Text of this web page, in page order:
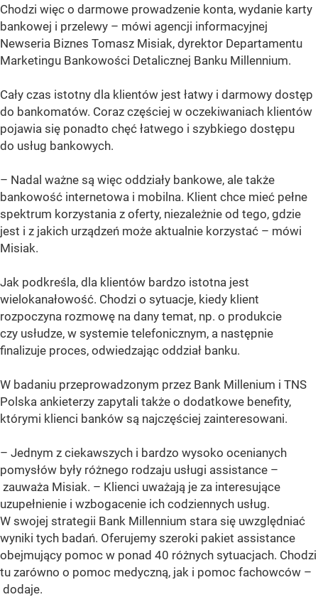
Chodzi więc o darmowe prowadzenie konta, wydanie karty
bankowej i przelewy – mówi agencji informacyjnej
Newseria Biznes Tomasz Misiak, dyrektor Departamentu
Marketingu Bankowości Detalicznej Banku Millennium.
Cały czas istotny dla klientów jest łatwy i darmowy dostęp
do bankomatów. Coraz częściej w oczekiwaniach klientów
pojawia się ponadto chęć łatwego i szybkiego dostępu
do usług bankowych.
– Nadal ważne są więc oddziały bankowe, ale także
bankowość internetowa i mobilna. Klient chce mieć pełne
spektrum korzystania z oferty, niezależnie od tego, gdzie
jest i z jakich urządzeń może aktualnie korzystać – mówi
Misiak.
Jak podkreśla, dla klientów bardzo istotna jest
wielokanałowość. Chodzi o sytuacje, kiedy klient
rozpoczyna rozmowę na dany temat, np. o produkcie
czy usłudze, w systemie telefonicznym, a następnie
finalizuje proces, odwiedzając oddział banku.
W badaniu przeprowadzonym przez Bank Millenium i TNS
Polska ankieterzy zapytali także o dodatkowe benefity,
którymi klienci banków są najczęściej zainteresowani.
– Jednym z ciekawszych i bardzo wysoko ocenianych
pomysłów były różnego rodzaju usługi assistance –
zauważa Misiak. – Klienci uważają je za interesujące
uzupełnienie i wzbogacenie ich codziennych usług.
W swojej strategii Bank Millennium stara się uwzględniać
wyniki tych badań. Oferujemy szeroki pakiet assistance
obejmujący pomoc w ponad 40 różnych sytuacjach. Chodzi
tu zarówno o pomoc medyczną, jak i pomoc fachowców –
dodaje.